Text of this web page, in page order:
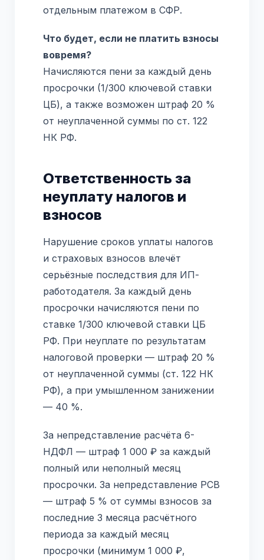
отдельным платежом в СФР.
Что будет, если не платить взносы
вовремя?
Начисляются пени за каждый день
просрочки (1/300 ключевой ставки
ЦБ), а также возможен штраф 20 %
от неуплаченной суммы по ст. 122
НК РФ.
Ответственность за
неуплату налогов и
взносов
Нарушение сроков уплаты налогов
и страховых взносов влечёт
серьёзные последствия для ИП-
работодателя. За каждый день
просрочки начисляются пени по
ставке 1/300 ключевой ставки ЦБ
РФ. При неуплате по результатам
налоговой проверки — штраф 20 %
от неуплаченной суммы (ст. 122 НК
РФ), а при умышленном занижении
— 40 %.
За непредставление расчёта 6-
НДФЛ — штраф 1 000 ₽ за каждый
полный или неполный месяц
просрочки. За непредставление РСВ
— штраф 5 % от суммы взносов за
последние 3 месяца расчётного
периода за каждый месяц
просрочки (минимум 1 000 ₽,